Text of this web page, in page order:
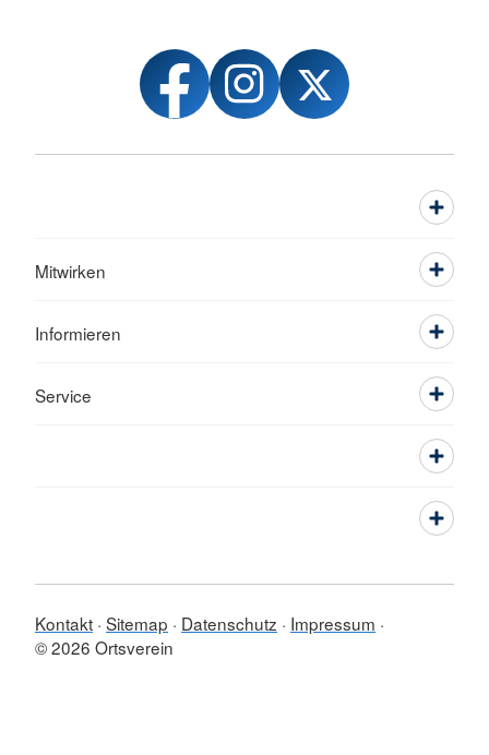
Mitwirken
Informieren
Service
Kontakt Sitemap Datenschutz
Impressum
© 2026 Ortsverein